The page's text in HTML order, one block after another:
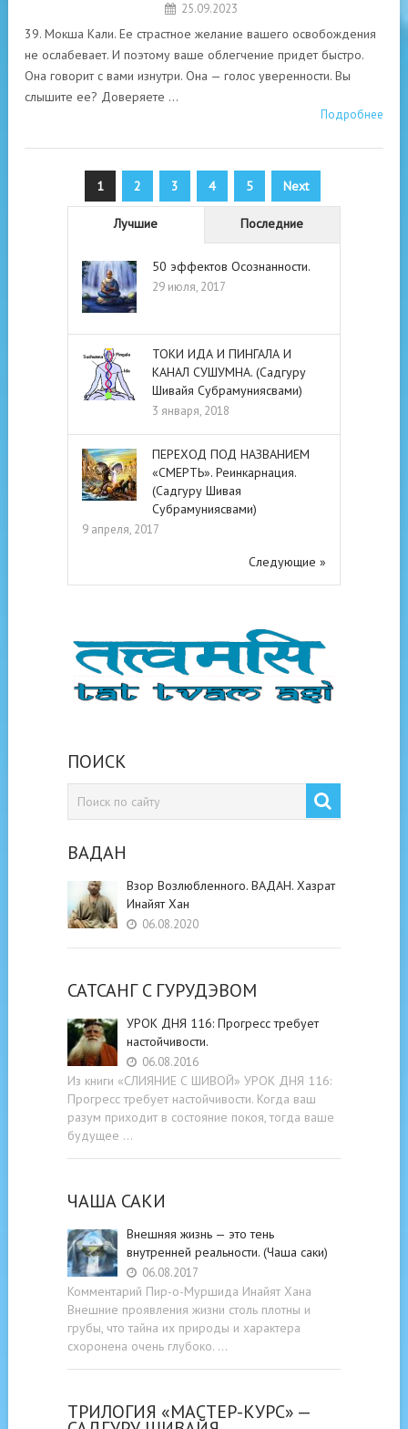
25.09.2023
39. Мокша Кали. Ее страстное желание вашего освобождения
не ослабевает. И поэтому ваше облегчение придет быстро.
Она говорит с вами изнутри. Она — голос уверенности. Вы
слышите ее? Доверяете …
Подробнее
Пагинация
записей
1 2 3 4 5 Next
Лучшие Последние
50 эффектов Осознанности.
29 июля, 2017
ТОКИ ИДА И ПИНГАЛА И
КАНАЛ СУШУМНА. (Садгуру
Шивайя Субрамуниясвами)
3 января, 2018
ПЕРЕХОД ПОД НАЗВАНИЕМ
«СМЕРТЬ». Реинкарнация.
(Садгуру Шивая
Субрамуниясвами)
9 апреля, 2017
Следующие »
ПОИСК
ВАДАН
Взор Возлюбленного. ВАДАН. Хазрат
Инайят Хан
06.08.2020
САТСАНГ C ГУРУДЭВОМ
УРОК ДНЯ 116: Прогресс требует
настойчивости.
06.08.2016
Из книги «СЛИЯНИЕ С ШИВОЙ» УРОК ДНЯ 116:
Прогресс требует настойчивости. Когда ваш
разум приходит в состояние покоя, тогда ваше
будущее …
ЧАША САКИ
Внешняя жизнь — это тень
внутренней реальности. (Чаша саки)
06.08.2017
Комментарий Пир-о-Муршида Инайят Хана
Внешние проявления жизни столь плотны и
грубы, что тайна их природы и характера
схоронена очень глубоко. …
ТРИЛОГИЯ «МАСТЕР-КУРС» —